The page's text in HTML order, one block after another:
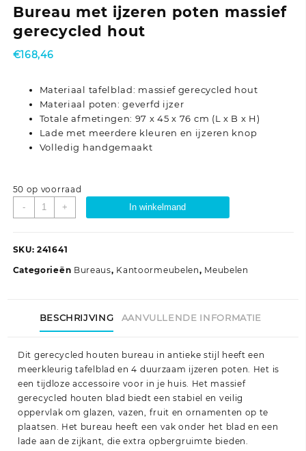
Bureau met ijzeren poten massief
gerecycled hout
€168,46
Materiaal tafelblad: massief gerecycled hout
Materiaal poten: geverfd ijzer
Totale afmetingen: 97 x 45 x 76 cm (L x B x H)
Lade met meerdere kleuren en ijzeren knop
Volledig handgemaakt
50 op voorraad
-
Bureau
met
poten
gerecycled
+ In winkelmand
SKU: 241641
Categorieën Bureaus, Kantoormeubelen, Meubelen
BESCHRIJVING AANVULLENDE INFORMATIE
Dit gerecycled houten bureau in antieke stijl heeft een
meerkleurig tafelblad en 4 duurzaam ijzeren poten. Het is
een tijdloze accessoire voor in je huis. Het massief
gerecycled houten blad biedt een stabiel en veilig
oppervlak om glazen, vazen, fruit en ornamenten op te
plaatsen. Het bureau heeft een vak onder het blad en een
lade aan de zijkant, die extra opbergruimte bieden.